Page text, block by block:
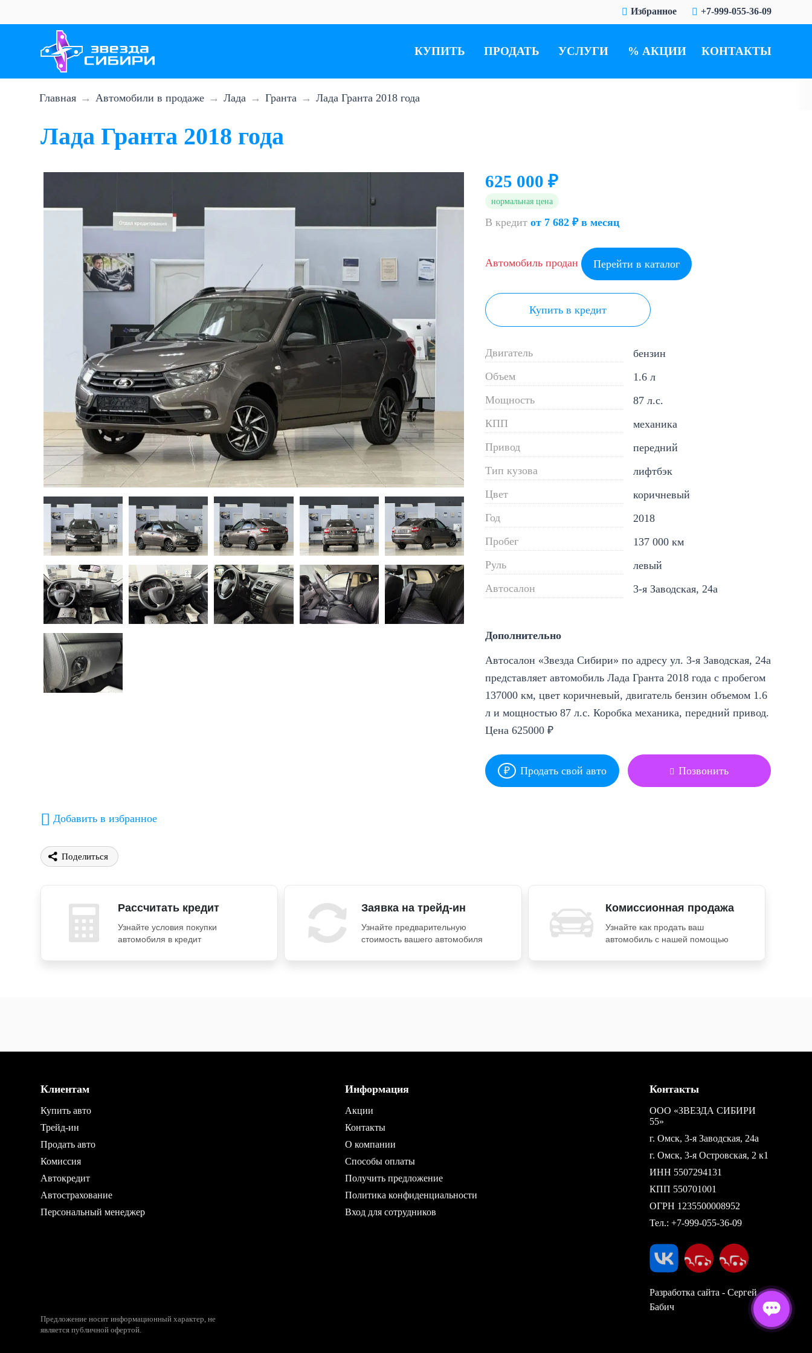
+7-999-055-36-09
Избранное
КУПИТЬ ПРОДАТЬ УСЛУГИ АКЦИИ КОНТАКТЫ
Главная Автомобили в продаже Лада Гранта Лада Гранта 2018 года
Лада Гранта 2018 года
625 000 ₽
нормальная цена
В кредит от 7 682 ₽ в месяц
Автомобиль продан Перейти в каталог
Купить в кредит
Двигатель
бензин
Объем
1.6 л
Мощность
87 л.с.
КПП
механика
Привод
передний
Тип кузова
лифтбэк
Цвет
коричневый
Год
2018
Пробег
137 000 км
Руль
левый
Автосалон
3-я Заводская, 24а
Дополнительно
Автосалон «Звезда Сибири» по адресу ул. 3-я Заводская, 24а
представляет автомобиль Лада Гранта 2018 года с пробегом
137000 км, цвет коричневый, двигатель бензин объемом 1.6
л и мощностью 87 л.с. Коробка механика, передний привод.
Цена 625000 ₽
Продать свой авто Позвонить
Добавить в избранное
Поделиться
Рассчитать кредит
Узнайте условия покупки
автомобиля в кредит
Заявка на трейд-ин
Узнайте предварительную
стоимость вашего автомобиля
Комиссионная продажа
Узнайте как продать ваш
автомобиль с нашей помощью
Клиентам
Купить авто
Трейд-ин
Продать авто
Комиссия
Автокредит
Автострахование
Персональный менеджер
Информация
Акции
Контакты
О компании
Способы оплаты
Получить предложение
Политика конфиденциальности
Вход для сотрудников
Контакты
ООО «ЗВЕЗДА СИБИРИ
55»
г. Омск, 3-я Заводская, 24а
г. Омск, 3-я Островская, 2 к1
ИНН 5507294131
КПП 550701001
ОГРН 1235500008952
Тел.:+7-999-055-36-09
Разработка сайта - Сергей
Бабич
Предложение носит информационный характер, не
является публичной офертой.